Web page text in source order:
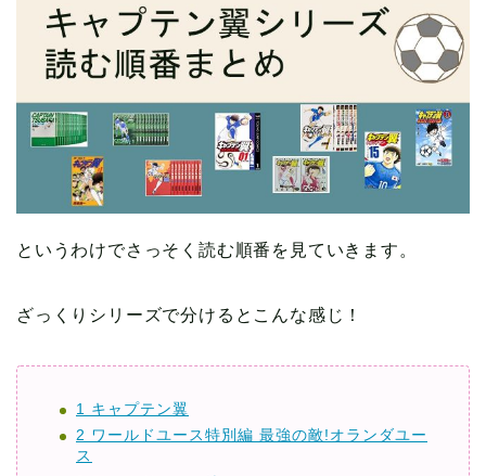
というわけでさっそく読む順番を見ていきます。
ざっくりシリーズで分けるとこんな感じ！
1 キャプテン翼
2 ワールドユース特別編 最強の敵!オランダユー
ス